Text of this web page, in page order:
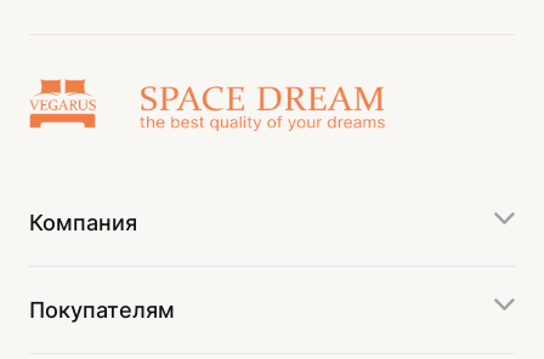
Компания
Покупателям